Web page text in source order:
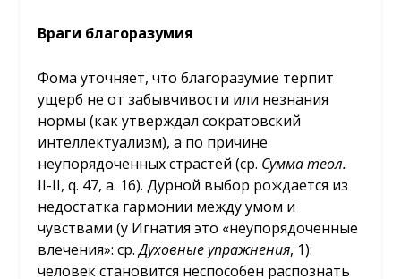
Враги благоразумия
Фома уточняет, что благоразумие терпит
ущерб не от забывчивости или незнания
нормы (как утверждал сократовский
интеллектуализм), а по причине
неупорядоченных страстей (ср. Сумма теол.
II-II, q. 47, a. 16). Дурной выбор рождается из
недостатка гармонии между умом и
чувствами (у Игнатия это «неупорядоченные
влечения»: ср.Духовные упражнения, 1):
человек становится неспособен распознать